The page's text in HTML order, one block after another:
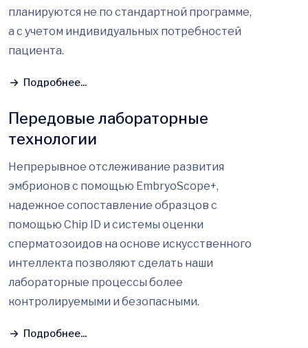
планируются не по стандартной программе,
а с учетом индивидуальных потребностей
пациента.
Подробнее...
Передовые лабораторные
технологии
Непрерывное отслеживание развития
эмбрионов с помощью EmbryoScope+,
надежное сопоставление образцов с
помощью Chip ID и системы оценки
сперматозоидов на основе искусственного
интеллекта позволяют сделать наши
лабораторные процессы более
контролируемыми и безопасными.
Подробнее...